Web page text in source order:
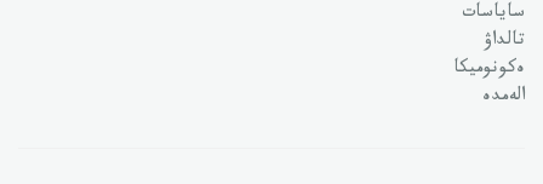
ساياسات
تالداۋ
ەكونوميكا
الەمدە